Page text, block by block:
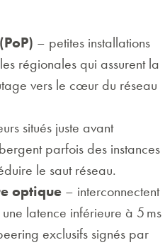
– petites installations
régionales qui assurent la
vers le cœur du réseau
situés juste avant
parfois des instances
le saut réseau.
optique – interconnectent
latence inférieure à 5 ms
exclusifs signés par